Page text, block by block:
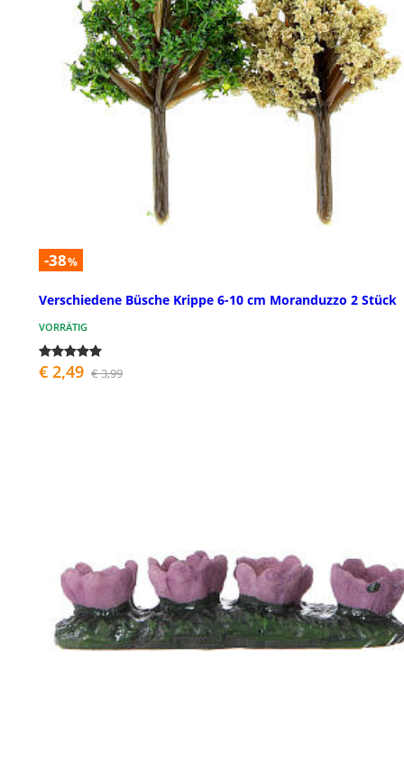
-38%
Verschiedene Büsche Krippe 6-10 cm Moranduzzo 2 Stück
VORRÄTIG
€ 2,49 € 3,99